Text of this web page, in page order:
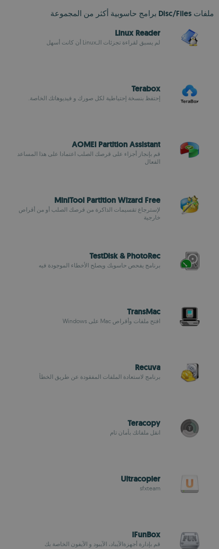
ملفات Disc/Files برامج حاسوبية أكثر من المجموعة
Linux Reader
لم يسبق لقراءة تجزئات الـLinux أن كانت أسهل
Terabox
إحتفظ بنسخة إحتياطية لكل صورك و فيديوهاتك الخاصة.
AOMEI Partition Assistant
قم بإنجاز أجزاء على قرصك الصلب اعتمادا على هذا المساعد
الفعال
MiniTool Partition Wizard Free
لإسترجاع تقسيمات الذاكرة من قرصك الصلب أو من أقراص
خارجية
TestDisk & PhotoRec
برنامج يفحص حاسوبك ويصلح الأخطاء الموجودة فيه
TransMac
افتح ملفات وأقراص Mac على Windows
Recuva
برنامج لاستعادة الملفات المفقودة عن طريق الخطأ
Teracopy
انقل ملفاتك بأمان تام
Ultracopier
sfxteam
iFunBox
قم بإدارة أجهزةالآيباد، الآيبود و الآيفون الخاصة بك